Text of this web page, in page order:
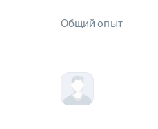
Общий опыт